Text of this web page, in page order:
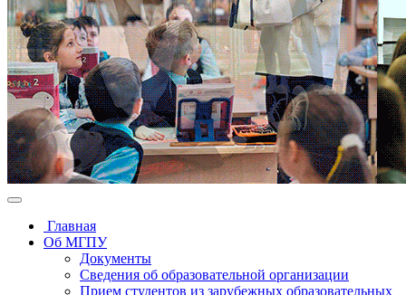
Главная
Об МГПУ
Документы
Сведения об образовательной организации
Прием студентов из зарубежных образовательных